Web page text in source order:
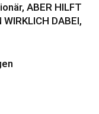
ABER HILFT
DABEI,